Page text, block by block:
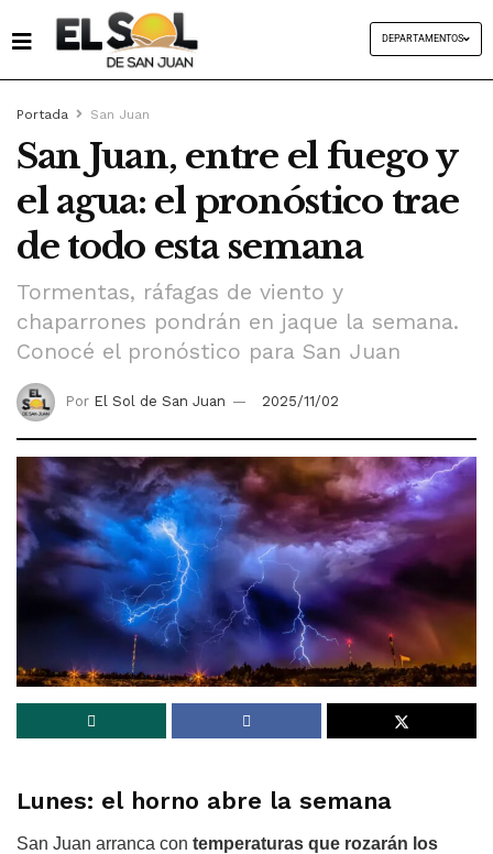
DEPARTAMENTOS
Portada San Juan
San Juan, entre el fuego y
el agua: el pronóstico trae
de todo esta semana
Tormentas, ráfagas de viento y
chaparrones pondrán en jaque la semana.
Conocé el pronóstico para San Juan
Por El Sol de San Juan 2025/11/02
Lunes: el horno abre la semana
San Juan arranca con temperaturas que rozarán los